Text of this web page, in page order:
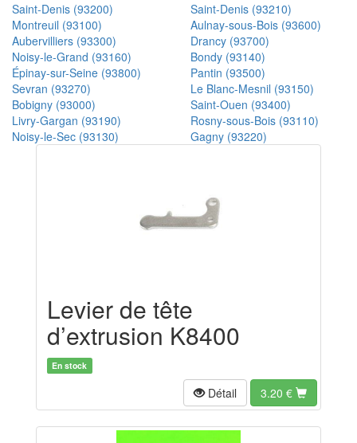
Saint-Denis (93200)
Saint-Denis (93210)
Montreuil (93100)
Aulnay-sous-Bois (93600)
Aubervilliers (93300)
Drancy (93700)
Noisy-le-Grand (93160)
Bondy (93140)
Épinay-sur-Seine (93800)
Pantin (93500)
Sevran (93270)
Le Blanc-Mesnil (93150)
Bobigny (93000)
Saint-Ouen (93400)
Livry-Gargan (93190)
Rosny-sous-Bois (93110)
Noisy-le-Sec (93130)
Gagny (93220)
Levier de tête
d’extrusion K8400
En stock
Détail 3.20 €